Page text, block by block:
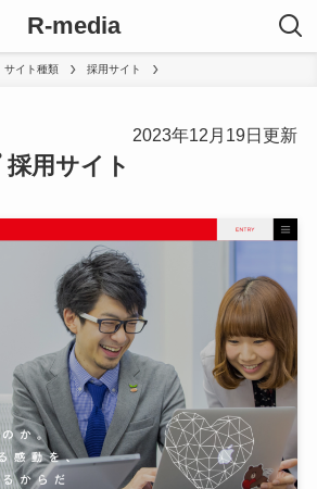
R-media
サイト種類 採用サイト
2023年12月19日更新
用サイト